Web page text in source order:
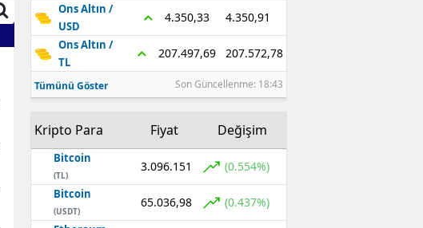
Ons Altın /
USD
4.350,33 4.350,91
Ons Altın /
TL
207.497,69 207.572,78
Tümünü Göster Son Güncellenme: 18:43
Kripto Para Fiyat Değişim
Bitcoin
(TL)
3.096.151 (0.554%)
Bitcoin
(USDT)
65.036,98 (0.437%)